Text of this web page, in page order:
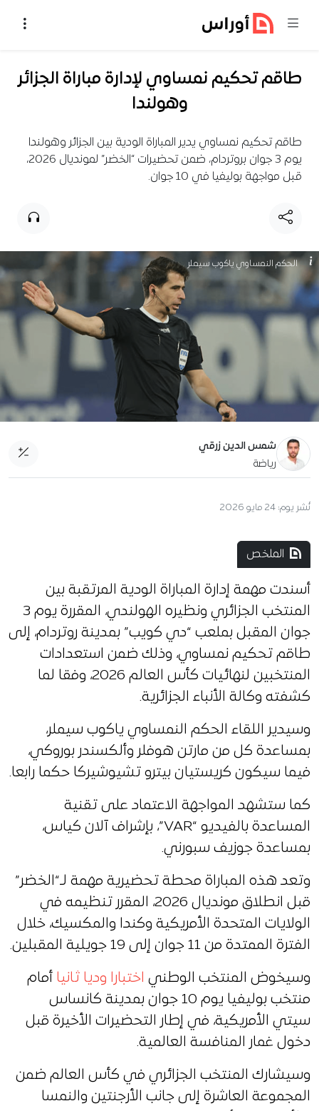
طاقم تحكيم نمساوي لإدارة مباراة الجزائر
وهولندا
طاقم تحكيم نمساوي يدير المباراة الودية بين الجزائر وهولندا
يوم 3 جوان بروتردام، ضمن تحضيرات “الخضر” لمونديال 2026،
قبل مواجهة بوليفيا في 10 جوان.
الحكم النمساوي ياكوب سيملر
شمس الدين زرقي
رياضة
نُشر يوم: 24 مايو 2026
الملخص
أسندت مهمة إدارة المباراة الودية المرتقبة بين
المنتخب الجزائري ونظيره الهولندي، المقررة يوم 3
جوان المقبل بملعب “دي كويب” بمدينة روتردام، إلى
طاقم تحكيم نمساوي، وذلك ضمن استعدادات
المنتخبين لنهائيات كأس العالم 2026، وفقا لما
كشفته وكالة الأنباء الجزائرية.
وسيدير اللقاء الحكم النمساوي ياكوب سيملر،
بمساعدة كل من مارتن هوفلر وألكسندر بوروكي،
فيما سيكون كريستيان بيترو تشيوشيركا حكما رابعا.
كما ستشهد المواجهة الاعتماد على تقنية
المساعدة بالفيديو “VAR”، بإشراف آلان كياس،
بمساعدة جوزيف سبورني.
وتعد هذه المباراة محطة تحضيرية مهمة لـ“الخضر”
قبل انطلاق مونديال 2026، المقرر تنظيمه في
الولايات المتحدة الأمريكية وكندا والمكسيك، خلال
الفترة الممتدة من 11 جوان إلى 19 جويلية المقبلين.
وسيخوض المنتخب الوطني اختبارا وديا ثانيا أمام
منتخب بوليفيا يوم 10 جوان بمدينة كانساس
سيتي الأمريكية، في إطار التحضيرات الأخيرة قبل
دخول غمار المنافسة العالمية.
وسيشارك المنتخب الجزائري في كأس العالم ضمن
المجموعة العاشرة إلى جانب الأرجنتين والنمسا